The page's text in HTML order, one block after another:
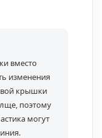
вместо
изменения
крышки
поэтому
могут